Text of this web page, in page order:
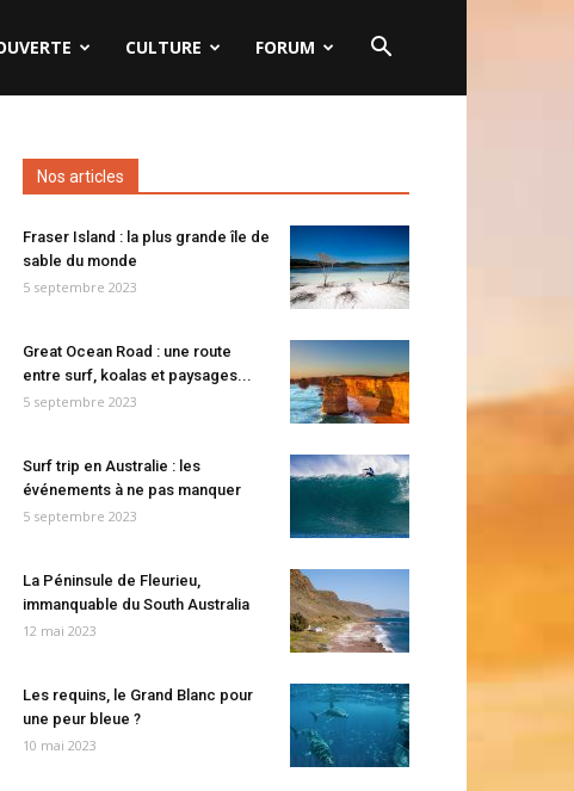
CULTURE FORUM
Nos articles
Fraser Island : la plus grande île de
sable du monde
5 septembre 2023
Great Ocean Road : une route
entre surf, koalas et paysages...
5 septembre 2023
Surf trip en Australie : les
événements à ne pas manquer
5 septembre 2023
La Péninsule de Fleurieu,
immanquable du South Australia
12 mai 2023
Les requins, le Grand Blanc pour
une peur bleue ?
10 mai 2023